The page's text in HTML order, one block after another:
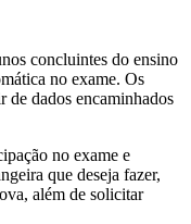
concluintes do ensino
no exame. Os
de dados encaminhados
no exame e
que deseja fazer,
além de solicitar